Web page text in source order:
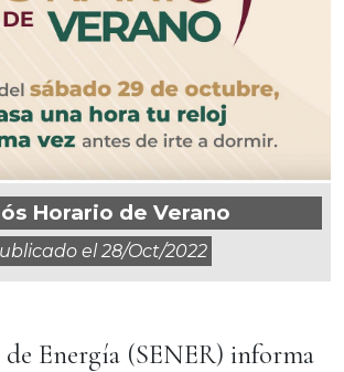
Horario de Verano
el28/oct/2022
de Energía (SENER) informa